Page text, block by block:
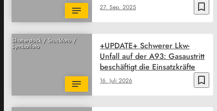
bookmark_border
27. Sep. 2025
Shutterstock / Stockfoto /
Symbolfoto
bookmark_border
16. Juli 2026
+UPDATE+ Schwerer Lkw-
Unfall auf der A93: Gasaustritt
beschäftigt die Einsatzkräfte